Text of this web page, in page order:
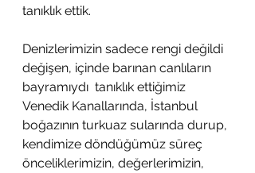
tanıklık ettik.
Denizlerimizin sadece rengi değildi
değişen, içinde barınan canlıların
bayramıydı  tanıklık ettiğimiz
Venedik Kanallarında, İstanbul
boğazının turkuaz sularında durup,
kendimize döndüğümüz süreç
önceliklerimizin, değerlerimizin,